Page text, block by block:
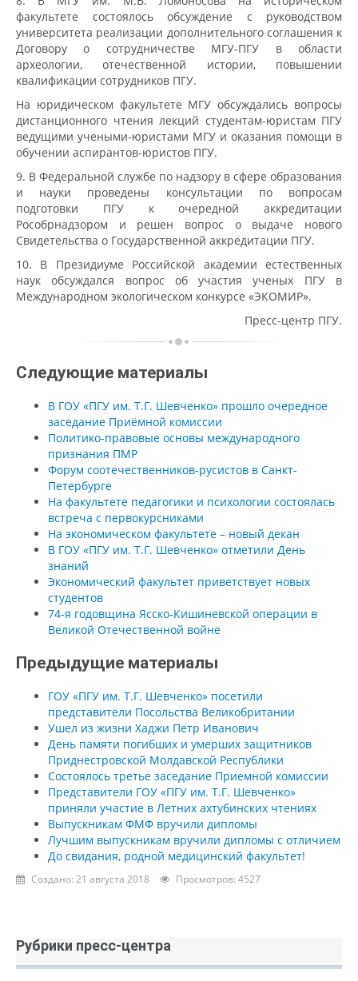
факультете состоялось обсуждение с руководством
университета реализации дополнительного соглашения к
Договору о сотрудничестве МГУ-ПГУ в области
археологии, отечественной истории, повышении
квалификации сотрудников ПГУ.
На юридическом факультете МГУ обсуждались вопросы
дистанционного чтения лекций студентам-юристам ПГУ
ведущими учеными-юристами МГУ и оказания помощи в
обучении аспирантов-юристов ПГУ.
9. В Федеральной службе по надзору в сфере образования
и науки проведены консультации по вопросам
подготовки ПГУ к очередной аккредитации
Рособрнадзором и решен вопрос о выдаче нового
Свидетельства о Государственной аккредитации ПГУ.
10. В Президиуме Российской академии естественных
наук обсуждался вопрос об участия ученых ПГУ в
Международном экологическом конкурсе «ЭКОМИР».
Пресс-центр ПГУ.
Следующие материалы
В ГОУ «ПГУ им. Т.Г. Шевченко» прошло очередное
заседание Приёмной комиссии
Политико-правовые основы международного
признания ПМР
Форум соотечественников-русистов в Санкт-
Петербурге
На факультете педагогики и психологии состоялась
встреча с первокурсниками
На экономическом факультете – новый декан
В ГОУ «ПГУ им. Т.Г. Шевченко» отметили День
знаний
Экономический факультет приветствует новых
студентов
74-я годовщина Ясско-Кишиневской операции в
Великой Отечественной войне
Предыдущие материалы
ГОУ «ПГУ им. Т.Г. Шевченко» посетили
представители Посольства Великобритании
Ушел из жизни Хаджи Петр Иванович
День памяти погибших и умерших защитников
Приднестровской Молдавской Республики
Состоялось третье заседание Приемной комиссии
Представители ГОУ «ПГУ им. Т.Г. Шевченко»
приняли участие в Летних ахтубинских чтениях
Выпускникам ФМФ вручили дипломы
Лучшим выпускникам вручили дипломы с отличием
До свидания, родной медицинский факультет!
Создано: 21 августа 2018 Просмотров: 4527
Рубрики пресс-центра